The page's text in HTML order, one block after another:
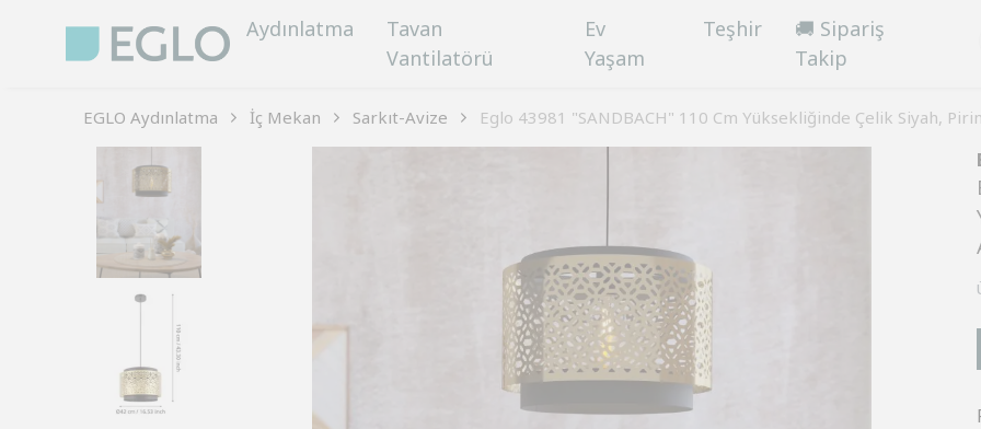
Aydınlatma
Tavan
Vantilatörü
Ev
Yaşam
Teşhir
🚚 Sipariş
Takip
EGLO Aydınlatma İç Mekan Sarkıt-Avize Eglo 43981 "SANDBACH" 110 Cm Yüksekliğinde Çelik Siyah,